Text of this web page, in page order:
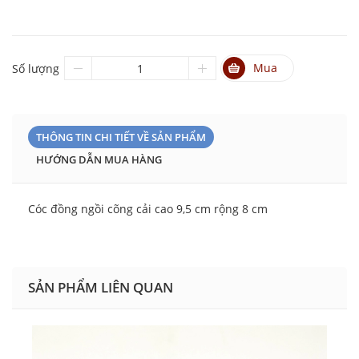
Số lượng Mua
THÔNG TIN CHI TIẾT VỀ SẢN PHẨM
HƯỚNG DẪN MUA HÀNG
Cóc đồng ngồi cõng cải cao 9,5 cm rộng 8 cm
SẢN PHẨM LIÊN QUAN